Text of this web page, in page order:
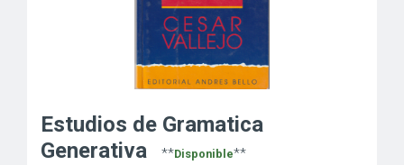
Estudios de Gramatica
Generativa **Disponible**